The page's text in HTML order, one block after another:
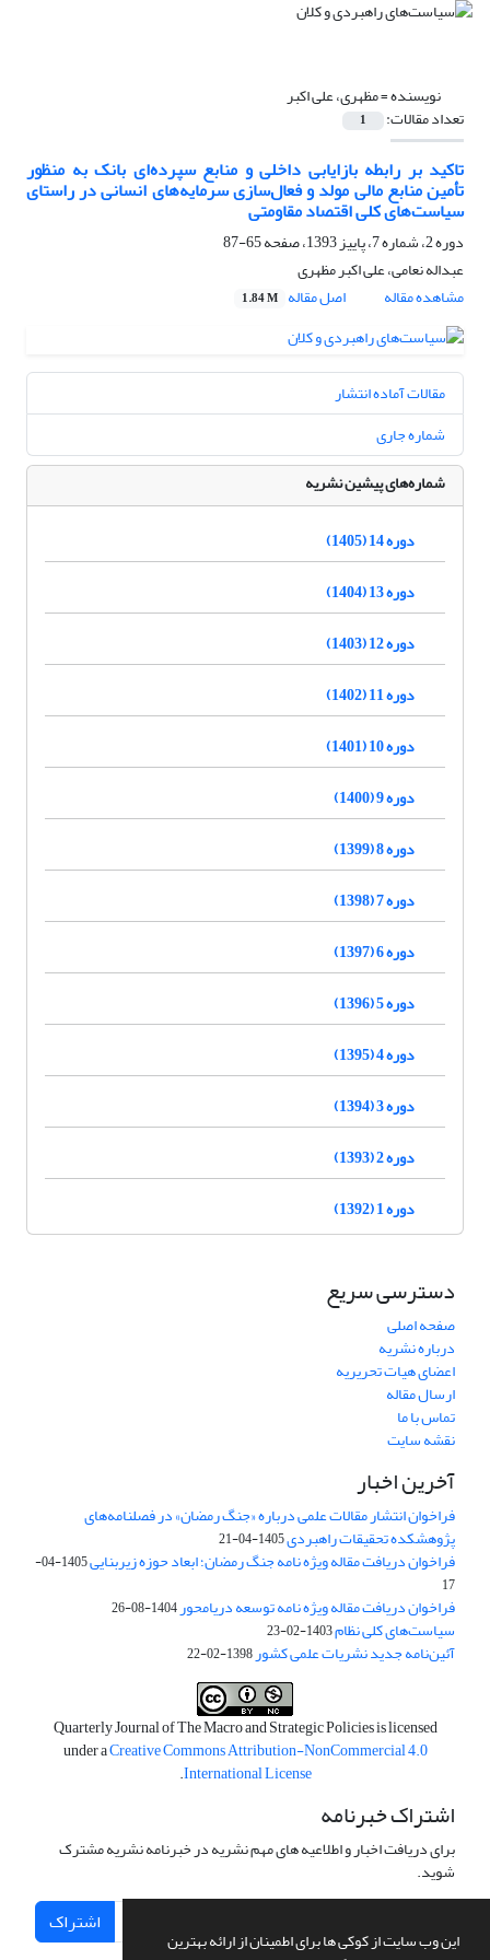
این وب سایت از کوکی ها برای اطمینان از ارائه بهترین
نویسنده =مظهری، علی اکبر
تعداد مقالات: 1
تاکید بر رابطه بازایابی داخلی و منابع سپرده‌ای بانک به منظور
تأمین منابع مالی مولد و فعال‌سازی سرمایه‌های انسانی در راستای
سیاست‌های کلی اقتصاد مقاومتی
دوره 2، شماره 7، پاییز 1393، صفحه
65-87
عبداله نعامی، علی اکبر مظهری
مشاهده مقاله
اصل مقاله 1.84 M
مقالات آماده انتشار
شماره جاری
شماره‌های پیشین نشریه
دوره 14 (1405)
دوره 13 (1404)
دوره 12 (1403)
دوره 11 (1402)
دوره 10 (1401)
دوره 9 (1400)
دوره 8 (1399)
دوره 7 (1398)
دوره 6 (1397)
دوره 5 (1396)
دوره 4 (1395)
دوره 3 (1394)
دوره 2 (1393)
دوره 1 (1392)
دسترسی سریع
صفحه اصلی
درباره نشریه
اعضای هیات تحریریه
ارسال مقاله
تماس با ما
نقشه سایت
آخرین اخبار
فراخوان انتشار مقالات علمی درباره «جنگ رمضان» در فصلنامه‌های
پژوهشکده تحقیقات راهبردی1405-04-21
فراخوان دریافت مقاله ویژه نامه جنگ رمضان؛ ابعاد حوزه زیربنایی
1405-04-
17
فراخوان دریافت مقاله ویژه نامه توسعه دریامحور1404-08-26
سیاست‌های کلی نظام1403-02-23
آئین‌نامه جدید نشریات علمی کشور1398-02-22
Quarterly Journal of The Macro and Strategic Policies is licensed
under aCreative Commons Attribution-NonCommercial 4.0
International License
.
اشتراک خبرنامه
برای دریافت اخبار و اطلاعیه های مهم نشریه در خبرنامه نشریه مشترک
شوید.
اشتراک